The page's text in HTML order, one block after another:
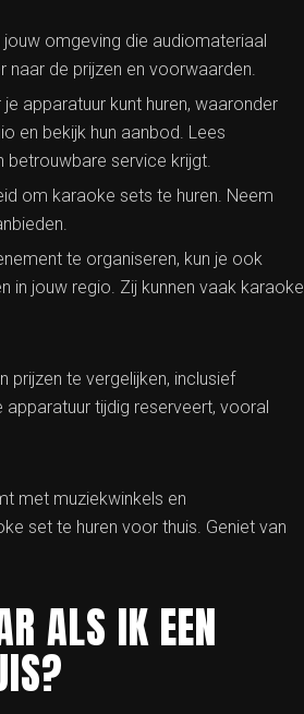
omgeving die audiomateriaal
naar de prijzen en voorwaarden.
apparatuur kunt huren, waaronder
en bekijk hun aanbod. Lees
betrouwbare service krijgt.
om karaoke sets te huren. Neem
te organiseren, kun je ook
jouw regio. Zij kunnen vaak karaoke
prijzen te vergelijken, inclusief
tijdig reserveert, vooral
met muziekwinkels en
set te huren voor thuis. Geniet van
ALS IK EEN